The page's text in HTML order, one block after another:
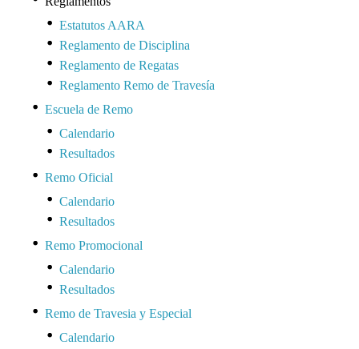
Estatutos AARA
Reglamento de Disciplina
Reglamento de Regatas
Reglamento Remo de Travesía
Escuela de Remo
Calendario
Resultados
Remo Oficial
Calendario
Resultados
Remo Promocional
Calendario
Resultados
Remo de Travesia y Especial
Calendario